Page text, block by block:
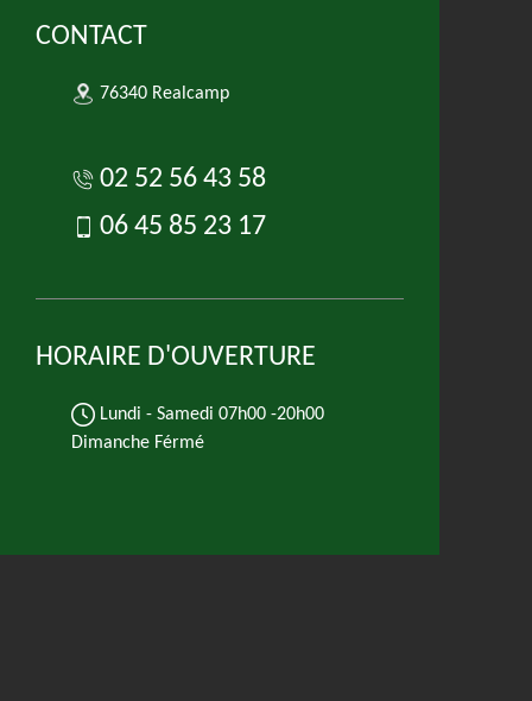
CONTACT
76340 Realcamp
02 52 56 43 58
06 45 85 23 17
HORAIRE D'OUVERTURE
Lundi - Samedi 07h00 -20h00
Dimanche Férmé